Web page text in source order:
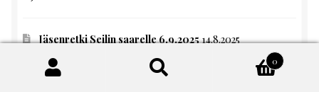
Jäsenretki Seilin saarelle 6.9.202514.8.2025
Tervetuloa Ikkunakorjauskurssille kesäiseen
Turunmaan saaristoon!!
12.5.2025
0